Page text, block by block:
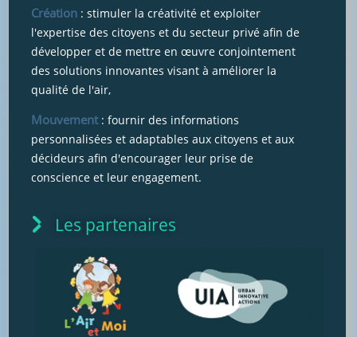
Création : stimuler la créativité et exploiter
l'expertise des citoyens et du secteur privé afin de
développer et de mettre en œuvre conjointement
des solutions innovantes visant à améliorer la
qualité de l'air,
Mouvement : fournir des informations
personnalisées et adaptables aux citoyens et aux
décideurs afin d'encourager leur prise de
conscience et leur engagement.
Les partenaires